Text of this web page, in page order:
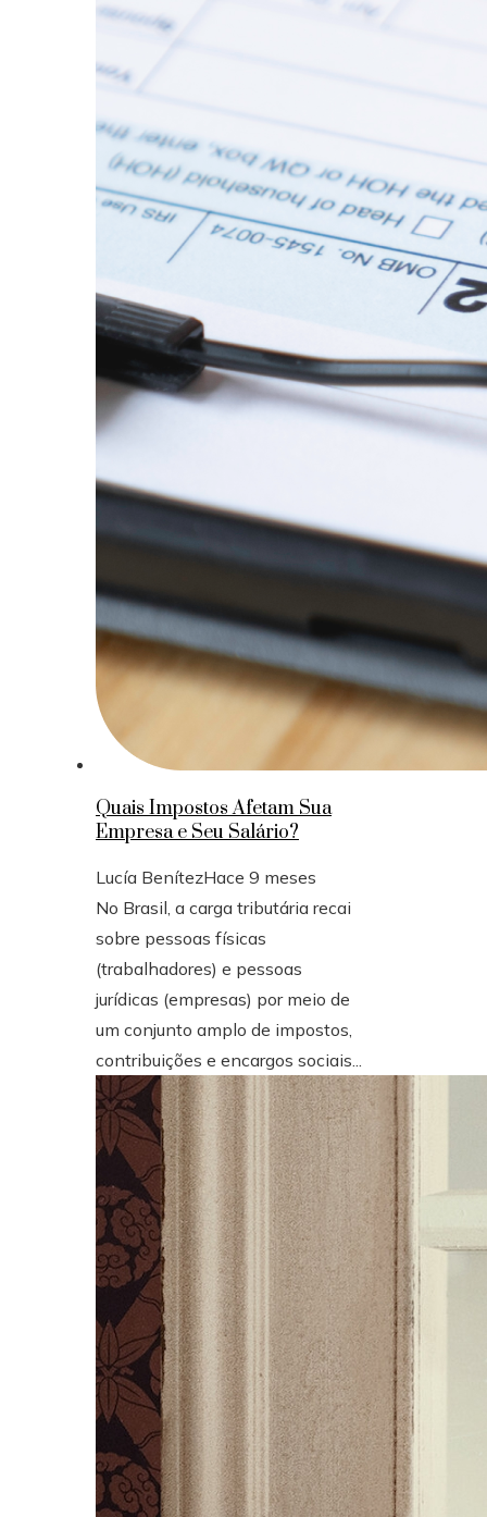
Quais Impostos Afetam Sua
Empresa e Seu Salário?
Lucía BenítezHace 9 meses
No Brasil, a carga tributária recai
sobre pessoas físicas
(trabalhadores) e pessoas
jurídicas (empresas) por meio de
um conjunto amplo de impostos,
contribuições e encargos sociais...